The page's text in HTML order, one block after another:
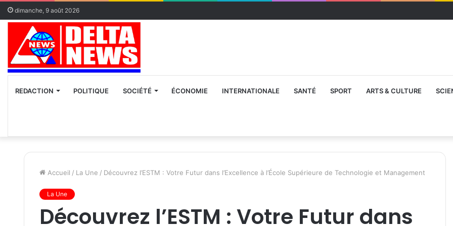
dimanche, 9 août 2026
REDACTION POLITIQUE SOCIÉTÉ ÉCONOMIE INTERNATIONALE SANTÉ SPORT ARTS & CULTURE
Accueil / La Une / Découvrez l’ESTM : Votre Futur dans l’Excellence à l’École Supérieure de Technologie et Management
La Une
Découvrez l’ESTM : Votre Futur dans